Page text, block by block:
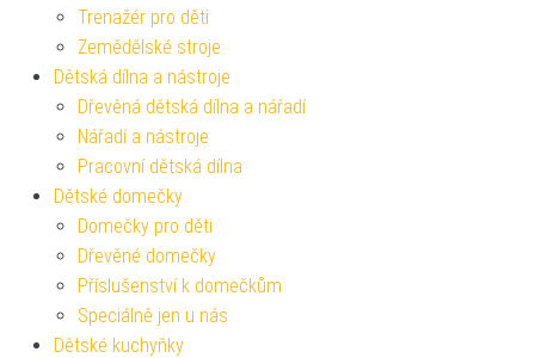
Trenažér pro děti
Zemědělské stroje
Dětská dílna a nástroje
Dřevěná dětská dílna a nářadí
Nářadí a nástroje
Pracovní dětská dílna
Dětské domečky
Domečky pro děti
Dřevěné domečky
Příslušenství k domečkům
Speciálně jen u nás
Dětské kuchyňky